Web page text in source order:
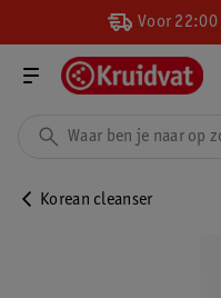
Voor
Korean cleanser